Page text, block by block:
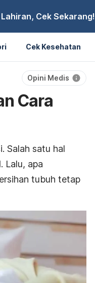
Cek Sekarang!
Cek Kesehatan
Opini Medis
Cara
Salah satu hal
Lalu, apa
tubuh tetap